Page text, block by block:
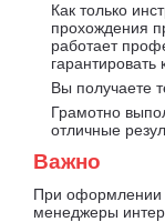
Как только
прохождения
работает
гарантировать
Вы получаете
Грамотно
отличные
Важно
При оформлении
менеджеры